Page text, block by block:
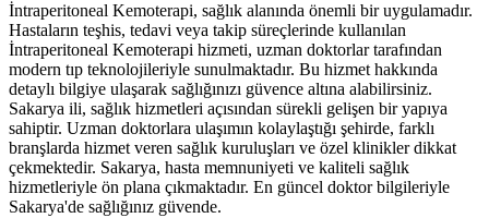
İntraperitoneal Kemoterapi, sağlık alanında önemli bir uygulamadır.
Hastaların teşhis, tedavi veya takip süreçlerinde kullanılan
İntraperitoneal Kemoterapi hizmeti, uzman doktorlar tarafından
modern tıp teknolojileriyle sunulmaktadır. Bu hizmet hakkında
detaylı bilgiye ulaşarak sağlığınızı güvence altına alabilirsiniz.
Sakarya ili, sağlık hizmetleri açısından sürekli gelişen bir yapıya
sahiptir. Uzman doktorlara ulaşımın kolaylaştığı şehirde, farklı
branşlarda hizmet veren sağlık kuruluşları ve özel klinikler dikkat
çekmektedir. Sakarya, hasta memnuniyeti ve kaliteli sağlık
hizmetleriyle ön plana çıkmaktadır. En güncel doktor bilgileriyle
Sakarya'de sağlığınız güvende.